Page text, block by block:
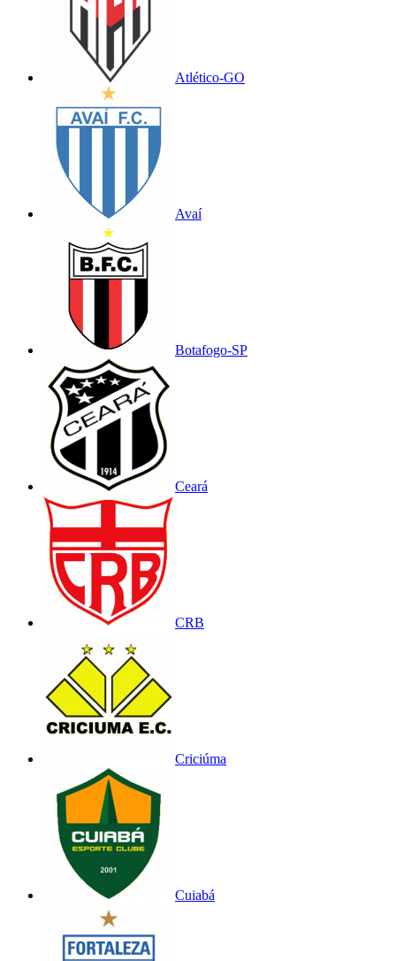
Atlético-GO
Avaí
Botafogo-SP
Ceará
CRB
Criciúma
Cuiabá